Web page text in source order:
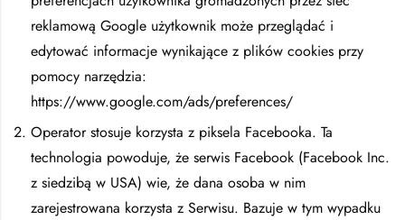
reklamową Google użytkownik może przeglądać i
edytować informacje wynikające z plików cookies przy
pomocy narzędzia:
https://www.google.com/ads/preferences/
Operator stosuje korzysta z piksela Facebooka. Ta
technologia powoduje, że serwis Facebook (Facebook Inc.
z siedzibą w USA) wie, że dana osoba w nim
zarejestrowana korzysta z Serwisu. Bazuje w tym wypadku